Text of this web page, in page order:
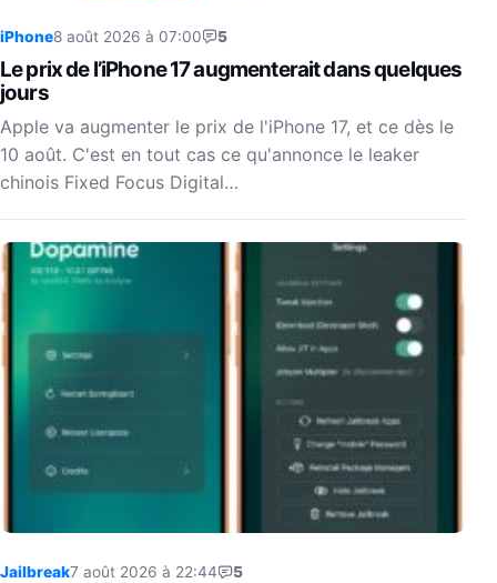
iPhone8 août 2026 à 07:00 5
Le prix de l’iPhone 17 augmenterait dans quelques
jours
Apple va augmenter le prix de l'iPhone 17, et ce dès le
10 août. C'est en tout cas ce qu'annonce le leaker
chinois Fixed Focus Digital…
Jailbreak7 août 2026 à 22:44 5